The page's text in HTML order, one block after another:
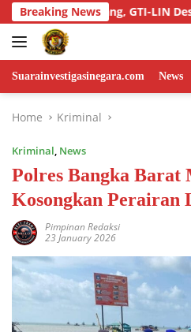
Skip
to
content
Breaking News
Kapolres dan Panitia
Suarainvestigasinegara.com News
Home Kriminal
Kriminal, News
Polres Bangka Barat
Kosongkan Perairan
Pimpinan Redaksi
23 January 2026